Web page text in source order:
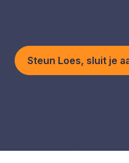
Steun Loes, sluit je